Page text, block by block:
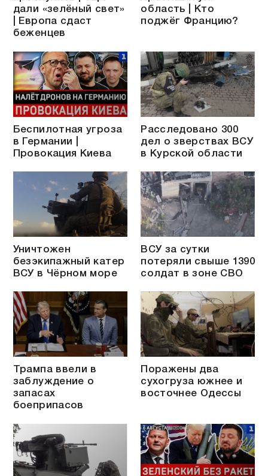
дали «зелёный свет»
| Европа сдаст
беженцев
область | Кто
поджёг Францию?
Беспилотная угроза
в Германии |
Провокация Киева
Расследовано 300
дел о зверствах ВСУ
в Курской области
Уничтожен
безэкипажный катер
ВСУ в Чёрном море
ВСУ за сутки
потеряли свыше 1390
солдат в зоне СВО
Трампа ввели в
заблуждение о
запасах
боеприпасов
Поражены два
сухогруза южнее и
восточнее Одессы